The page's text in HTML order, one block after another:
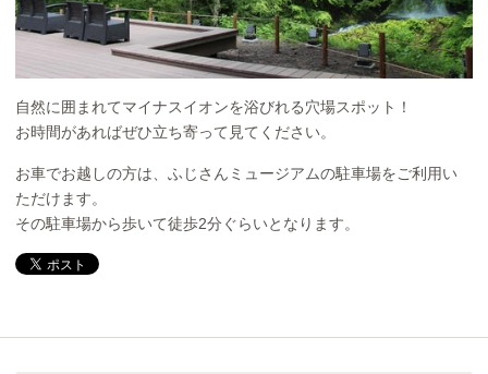
自然に囲まれてマイナスイオンを浴びれる穴場スポット！
お時間があればぜひ立ち寄って見てください。
お車でお越しの方は、ふじさんミュージアムの駐車場をご利用い
ただけます。
その駐車場から歩いて徒歩2分ぐらいとなります。